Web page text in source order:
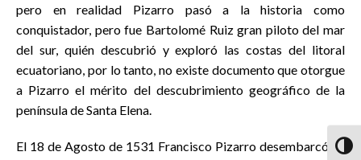
pero en realidad Pizarro pasó a la historia como
conquistador, pero fue Bartolomé Ruiz gran piloto del mar
del sur, quién descubrió y exploró las costas del litoral
ecuatoriano, por lo tanto, no existe documento que otorgue
a Pizarro el mérito del descubrimiento geográfico de la
península de Santa Elena.
El 18 de Agosto de 1531 Francisco Pizarro desembarcó en